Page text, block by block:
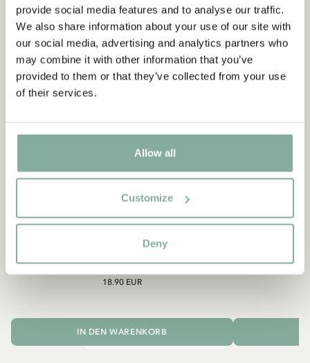
provide social media features and to analyse our traffic.
We also share information about your use of our site with
our social media, advertising and analytics partners who
may combine it with other information that you’ve
provided to them or that they’ve collected from your use
of their services.
Allow all
Customize
Deny
Mütze Michel aus Lönneberga - Dunkelblau
MICHEL AUS LÖNNEBERGA
18.90 EUR
IN DEN WARENKORB
Kinderservice